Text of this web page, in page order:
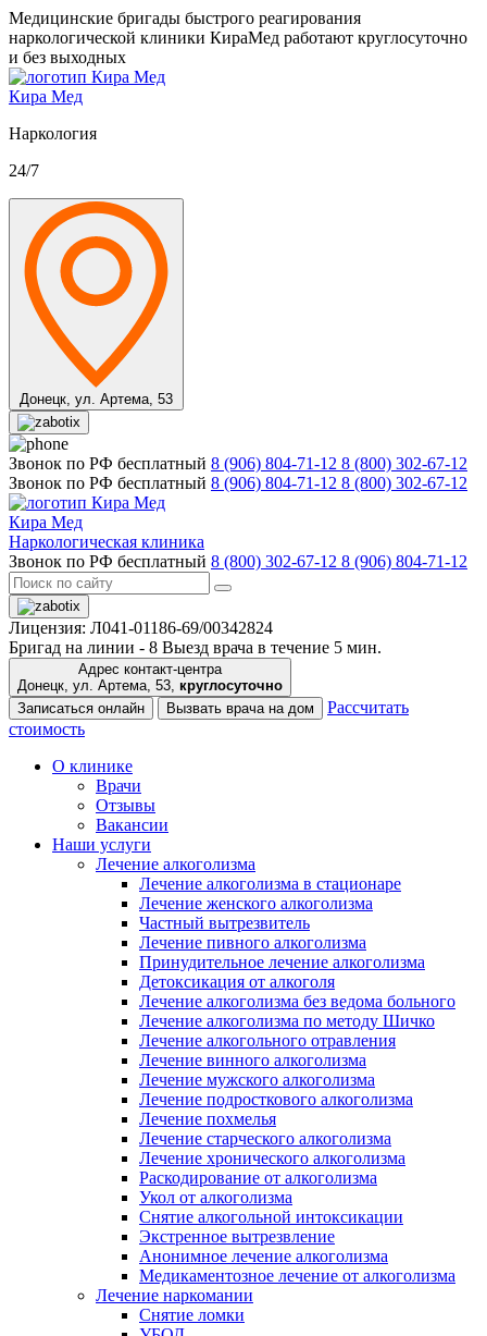
Медицинские бригады быстрого реагирования
наркологической клиники КираМед работают круглосуточно
и без выходных
Кира Мед
Наркология
24/7
Донецк, ул. Артема, 53
Звонок по РФ бесплатный 8 (906) 804-71-12 8 (800) 302-67-12
Звонок по РФ бесплатный 8 (906) 804-71-12 8 (800) 302-67-12
Кира Мед
Наркологическая клиника
Звонок по РФ бесплатный 8 (800) 302-67-12 8 (906) 804-71-12
Лицензия: Л041-01186-69/00342824
Бригад на линии - 8 Выезд врача в течение 5 мин.
Адрес контакт-центра
Донецк, ул. Артема, 53, круглосуточно
Записаться онлайн
Вызвать врача на дом
Рассчитать
стоимость
О клинике
Врачи
Отзывы
Вакансии
Наши услуги
Лечение алкоголизма
Лечение алкоголизма в стационаре
Лечение женского алкоголизма
Частный вытрезвитель
Лечение пивного алкоголизма
Принудительное лечение алкоголизма
Детоксикация от алкоголя
Лечение алкоголизма без ведома больного
Лечение алкоголизма по методу Шичко
Лечение алкогольного отравления
Лечение винного алкоголизма
Лечение мужского алкоголизма
Лечение подросткового алкоголизма
Лечение похмелья
Лечение старческого алкоголизма
Лечение хронического алкоголизма
Раскодирование от алкоголизма
Укол от алкоголизма
Снятие алкогольной интоксикации
Экстренное вытрезвление
Анонимное лечение алкоголизма
Медикаментозное лечение от алкоголизма
Лечение наркомании
Снятие ломки